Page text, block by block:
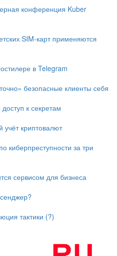
конференция Kuber
SIM-карт применяются
в Telegram
безопасные клиенты себя
к секретам
учёт криптовалют
киберпреступности за три
сервисом для бизнеса
тактики (?)